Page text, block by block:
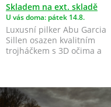
Skladem na ext. skladě
U vás doma: pátek 14.8.
Luxusní pilker Abu Garcia
Sillen osazen kvalitním
trojháčkem s 3D očima a